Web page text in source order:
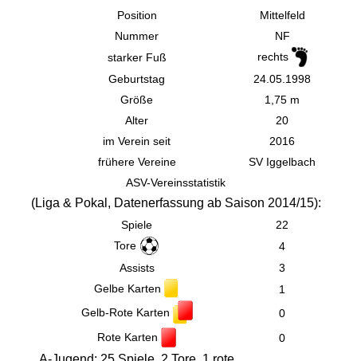
Position
Mittelfeld
Nummer
NF
starker Fuß
rechts
Geburtstag
24.05.1998
Größe
1,75 m
Alter
20
im Verein seit
2016
frühere Vereine
SV Iggelbach
ASV-Vereinsstatistik
(Liga & Pokal, Datenerfassung ab Saison 2014/15):
Spiele
22
Tore
4
Assists
3
Gelbe Karten
1
Gelb-Rote Karten
0
Rote Karten
0